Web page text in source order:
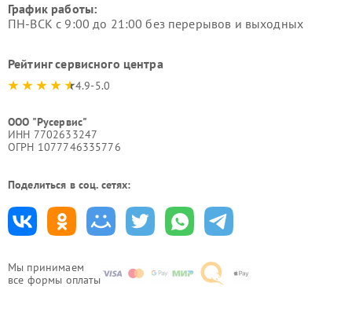
Мы принимаем
все формы оплаты
График работы:
ПН-ВСК с 9:00 до 21:00 без перерывов и выходных
Рейтинг сервисного центра
4.9-5.0
ООО "Русервис"
ИНН 7702633247
ОГРН 1077746335776
Поделиться в соц. сетях: